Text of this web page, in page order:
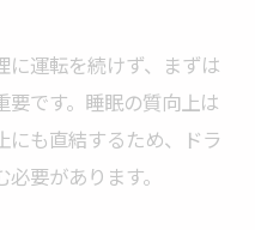
に運転を続けず、まずは
です。睡眠の質向上は
も直結するため、ドラ
要があります。